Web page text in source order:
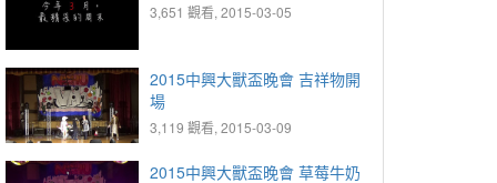
3,651 觀看, 2015-03-05
2015中興大獸盃晚會 吉祥物開
場
3,119 觀看, 2015-03-09
2015中興大獸盃晚會 草莓牛奶